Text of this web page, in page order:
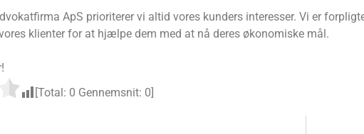
ApS prioriterer vi altid vores kunders interesser. Vi er
klienter for at hjælpe dem med at nå deres økonomiske mål.
[Total: 0 Gennemsnit: 0]